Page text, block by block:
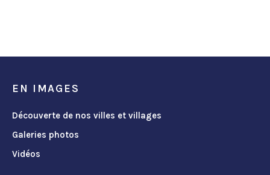
EN IMAGES
Découverte de nos villes et villages
Galeries photos
Vidéos